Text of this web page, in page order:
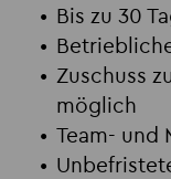
Bis zu 30
Zuschuss
möglich
Team-